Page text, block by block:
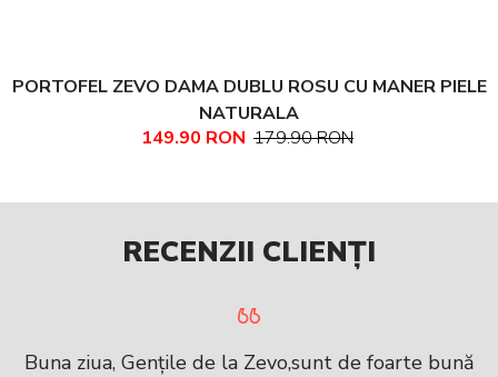
PORTOFEL ZEVO DAMA DUBLU ROSU CU MANER PIELE
NATURALA
149.90 RON 179.90 RON
RECENZII CLIENȚI
Buna ziua, Gențile de la Zevo,sunt de foarte bună